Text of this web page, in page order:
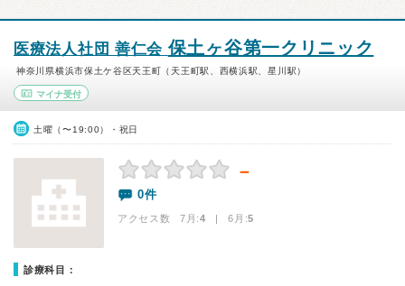
医療法人社団 善仁会保土ヶ谷第一クリニック
神奈川県横浜市保土ケ谷区天王町（天王町駅、西横浜駅、星川駅）
マイナ受付
土曜（〜19:00）・祝日
－
0件
アクセス数 7月:4 | 6月:5
診療科目：